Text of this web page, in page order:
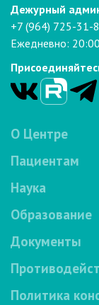
Дежурный
+7 (964) 725-31-
Ежедневно:
О Центре
Пациентам
Наука
Образование
Документы
Политика